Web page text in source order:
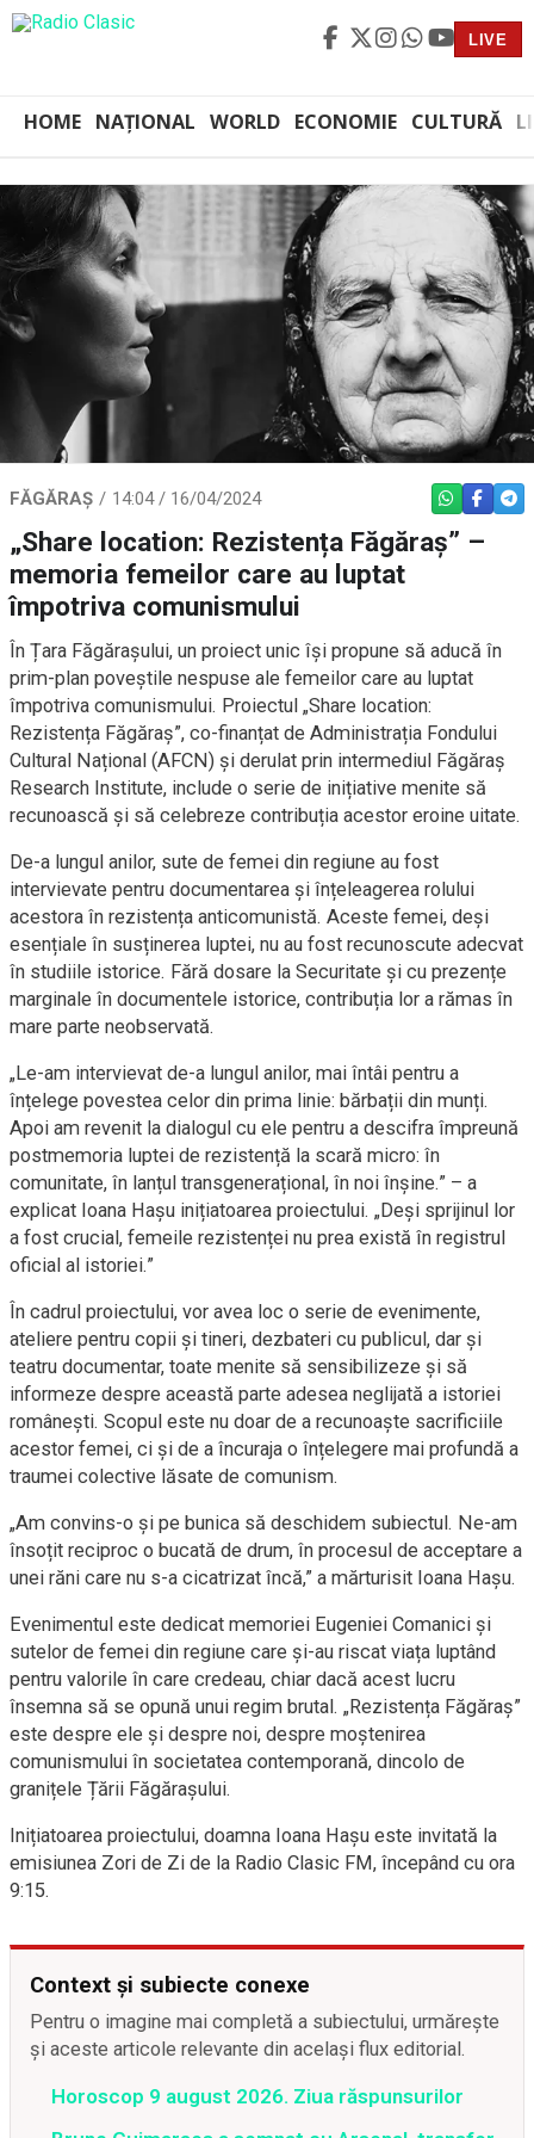
LIVE
HOME NAȚIONAL WORLD ECONOMIE CULTURĂ
FĂGĂRAȘ 14:04 / 16/04/2024 WHATSAPP
„Share location: Rezistența Făgăraș” –
memoria femeilor care au luptat
împotriva comunismului
În Țara Făgărașului, un proiect unic își propune să aducă în
prim-plan poveștile nespuse ale femeilor care au luptat
împotriva comunismului. Proiectul „Share location:
Rezistența Făgăraș”, co-finanțat de Administrația Fondului
Cultural Național (AFCN) și derulat prin intermediul Făgăraș
Research Institute, include o serie de inițiative menite să
recunoască și să celebreze contribuția acestor eroine uitate.
De-a lungul anilor, sute de femei din regiune au fost
intervievate pentru documentarea și înțeleagerea rolului
acestora în rezistența anticomunistă. Aceste femei, deși
esențiale în susținerea luptei, nu au fost recunoscute adecvat
în studiile istorice. Fără dosare la Securitate și cu prezențe
marginale în documentele istorice, contribuția lor a rămas în
mare parte neobservată.
„Le-am intervievat de-a lungul anilor, mai întâi pentru a
înțelege povestea celor din prima linie: bărbații din munți.
Apoi am revenit la dialogul cu ele pentru a descifra împreună
postmemoria luptei de rezistență la scară micro: în
comunitate, în lanțul transgenerațional, în noi înșine.” – a
explicat Ioana Hașu inițiatoarea proiectului. „Deși sprijinul lor
a fost crucial, femeile rezistenței nu prea există în registrul
oficial al istoriei.”
În cadrul proiectului, vor avea loc o serie de evenimente,
ateliere pentru copii și tineri, dezbateri cu publicul, dar și
teatru documentar, toate menite să sensibilizeze și să
informeze despre această parte adesea neglijată a istoriei
românești. Scopul este nu doar de a recunoaște sacrificiile
acestor femei, ci și de a încuraja o înțelegere mai profundă a
traumei colective lăsate de comunism.
„Am convins-o și pe bunica să deschidem subiectul. Ne-am
însoțit reciproc o bucată de drum, în procesul de acceptare a
unei răni care nu s-a cicatrizat încă,” a mărturisit Ioana Hașu.
Evenimentul este dedicat memoriei Eugeniei Comanici și
sutelor de femei din regiune care și-au riscat viața luptând
pentru valorile în care credeau, chiar dacă acest lucru
însemna să se opună unui regim brutal. „Rezistența Făgăraș”
este despre ele și despre noi, despre moștenirea
comunismului în societatea contemporană, dincolo de
granițele Țării Făgărașului.
Inițiatoarea proiectului, doamna Ioana Hașu este invitată la
emisiunea Zori de Zi de la Radio Clasic FM, începând cu ora
9:15.
Context și subiecte conexe
Pentru o imagine mai completă a subiectului, urmărește
și aceste articole relevante din același flux editorial.
Horoscop 9 august 2026. Ziua răspunsurilor